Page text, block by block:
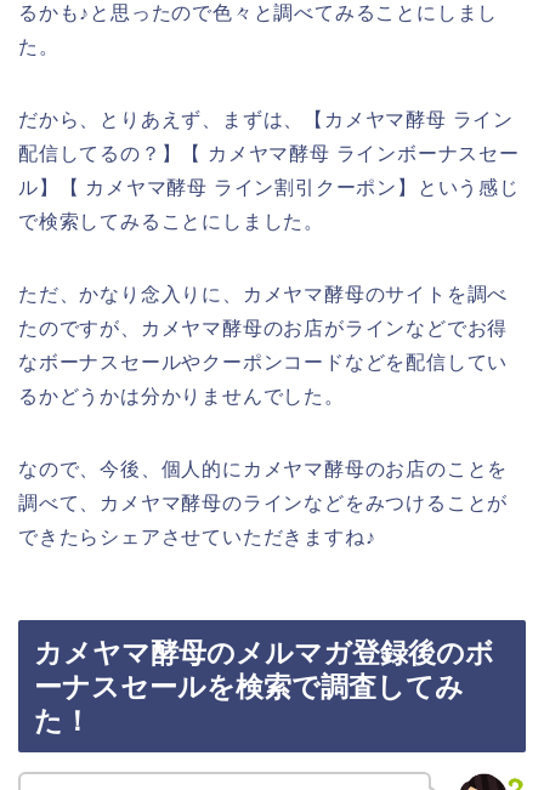
るかも♪と思ったので色々と調べてみることにしまし
た。
だから、とりあえず、まずは、【カメヤマ酵母 ライン
配信してるの？】【 カメヤマ酵母 ラインボーナスセー
ル】【 カメヤマ酵母 ライン割引クーポン】という感じ
で検索してみることにしました。
ただ、かなり念入りに、カメヤマ酵母のサイトを調べ
たのですが、カメヤマ酵母のお店がラインなどでお得
なボーナスセールやクーポンコードなどを配信してい
るかどうかは分かりませんでした。
なので、今後、個人的にカメヤマ酵母のお店のことを
調べて、カメヤマ酵母のラインなどをみつけることが
できたらシェアさせていただきますね♪
カメヤマ酵母のメルマガ登録後のボ
ーナスセールを検索で調査してみ
た！